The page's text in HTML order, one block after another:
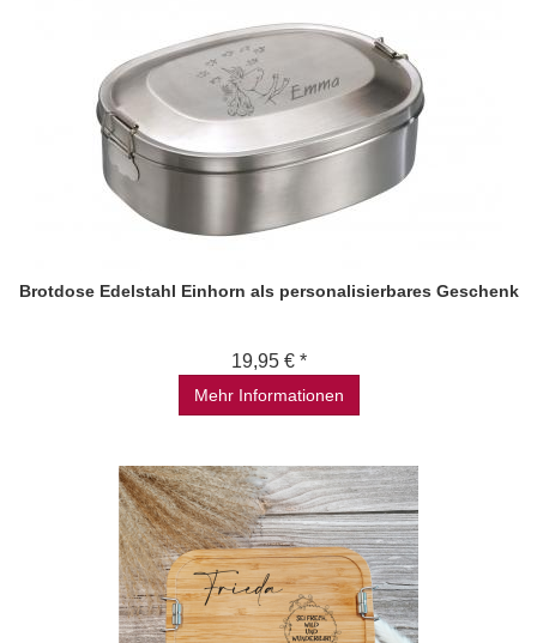
Brotdose Edelstahl Einhorn als personalisierbares Geschenk
19,95 € *
Mehr Informationen